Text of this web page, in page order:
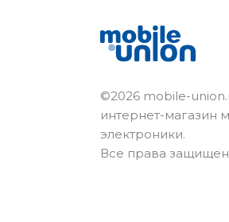
©2026 mobile-
интернет-магазин
электроники.
Все права